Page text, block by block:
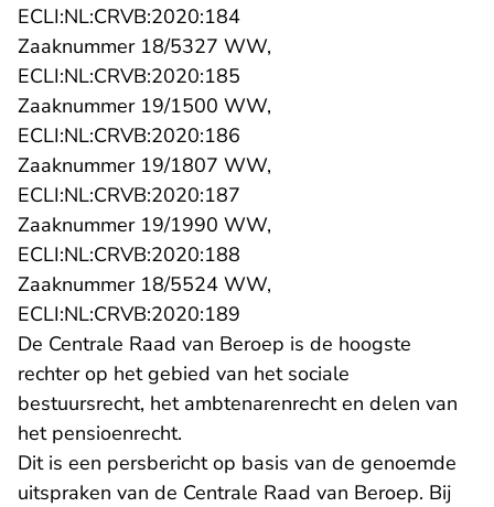
ECLI:NL:CRVB:2020:184- U verlaat Rechtspraak.nl
Zaaknummer 18/5327 WW,
ECLI:NL:CRVB:2020:185
Zaaknummer 19/1500 WW,
ECLI:NL:CRVB:2020:186
Zaaknummer 19/1807 WW,
ECLI:NL:CRVB:2020:187
Zaaknummer 19/1990 WW,
ECLI:NL:CRVB:2020:188
Zaaknummer 18/5524 WW,
ECLI:NL:CRVB:2020:189
De Centrale Raad van Beroep is de hoogste
rechter op het gebied van het sociale
bestuursrecht, het ambtenarenrecht en delen van
het pensioenrecht.
Dit is een persbericht op basis van de genoemde
uitspraken van de Centrale Raad van Beroep. Bij